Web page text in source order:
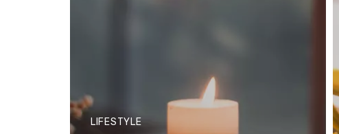
LIFESTYLE